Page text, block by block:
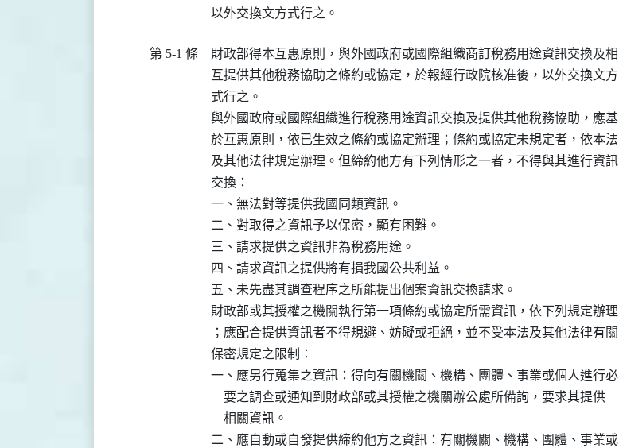
以外交換文方式行之。
第 5-1 條
財政部得本互惠原則，與外國政府或國際組織商訂稅務用途資訊交換及相
互提供其他稅務協助之條約或協定，於報經行政院核准後，以外交換文方
式行之。
與外國政府或國際組織進行稅務用途資訊交換及提供其他稅務協助，應基
於互惠原則，依已生效之條約或協定辦理；條約或協定未規定者，依本法
及其他法律規定辦理。但締約他方有下列情形之一者，不得與其進行資訊
交換：
一、無法對等提供我國同類資訊。
二、對取得之資訊予以保密，顯有困難。
三、請求提供之資訊非為稅務用途。
四、請求資訊之提供將有損我國公共利益。
五、未先盡其調查程序之所能提出個案資訊交換請求。
財政部或其授權之機關執行第一項條約或協定所需資訊，依下列規定辦理
；應配合提供資訊者不得規避、妨礙或拒絕，並不受本法及其他法律有關
保密規定之限制：
一、應另行蒐集之資訊：得向有關機關、機構、團體、事業或個人進行必
    要之調查或通知到財政部或其授權之機關辦公處所備詢，要求其提供
    相關資訊。
二、應自動或自發提供締約他方之資訊：有關機關、機構、團體、事業或